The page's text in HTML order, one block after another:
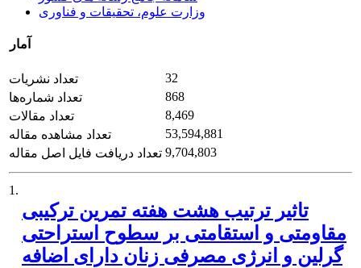
وزارت علوم، تحقیقات و فناوری
آمار
تعداد نشریات
32
تعداد شماره‌ها
868
تعداد مقالات
8,469
تعداد مشاهده مقاله
53,594,881
تعداد دریافت فایل اصل مقاله 9,704,803
1.
تاثیر ترتیب هشت هفته تمرین ترکیبی
مقاومتی و استقامتی بر سطوح استراحتی
گرلین و انرژی مصرفی زنان دارای اضافه